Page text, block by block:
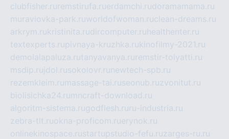
clubfisher.ru remstirufa.ruerdamchi.rudoramamama.ru
muraviovka-park.ruworldofwoman.ruclean-dreams.ru
arkrym.rukristinita.rudircomputer.ru healthenter.ru
textexperts.rupivnaya-kruzhka.rukinofilmy-2021.ru
demolalapaluza.rutanyavanya.ru remstir-tolyatti.ru
msdip.ru jdol.rusokolovr.ru newtech-spb.ru
rezemkleim.ru massage-tai.ruseonub.ruzvonitut.ru
biolisichka24.ru mncraft-download.ru
algoritm-sistema.rugodflesh.ru ru-industria.ru
zebra-tlt.ruokna-proficom.ruerynok.ru
onlinekinospace.rustartupstudio-fefu.ruzarges-ru.ru